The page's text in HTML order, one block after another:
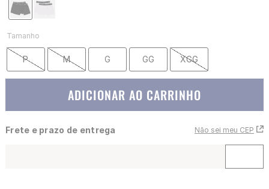
Tamanho
P M G GG XGG
ADICIONAR AO CARRINHO
Frete e prazo de entrega Não sei meu CEP